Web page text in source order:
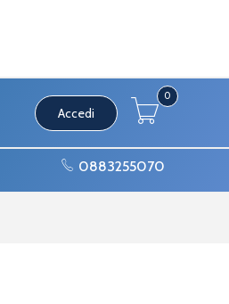
Accedi
0
0883255070